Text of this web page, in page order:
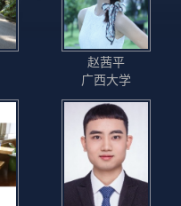
赵茜平
广西大学